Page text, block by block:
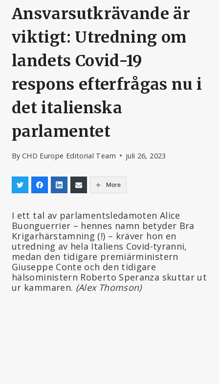
Ansvarsutkrävande är
viktigt: Utredning om
landets Covid-19
respons efterfrågas nu i
det italienska
parlamentet
By CHD Europe Editorial Team juli 26, 2023
More
I ett tal av parlamentsledamoten Alice
Buonguerrier – hennes namn betyder Bra
Krigarhärstamning (!) – kräver hon en
utredning av hela Italiens Covid-tyranni,
medan den tidigare premiärministern
Giuseppe Conte och den tidigare
hälsoministern Roberto Speranza skuttar ut
ur kammaren. (Alex Thomson)